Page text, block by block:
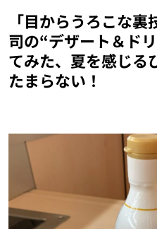
「目からうろこな
司の“デザート＆ド
てみた、夏を感じる
たまらない！